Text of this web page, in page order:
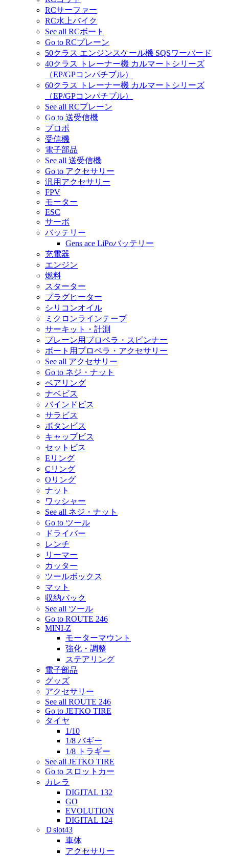
RCサーファー
RC水上バイク
See all RCボート
Go to RCプレーン
50クラス エンジンスケール機 SQSワーバード
40クラス トレーナー機 カルマートシリーズ
（EP/GPコンパチブル）
60クラス トレーナー機 カルマートシリーズ
（EP/GPコンパチブル）
See all RCプレーン
Go to 送受信機
プロポ
受信機
電子部品
See all 送受信機
Go to アクセサリー
汎用アクセサリー
FPV
モーター
ESC
サーボ
バッテリー
Gens ace LiPoバッテリー
充電器
エンジン
燃料
スターター
プラグヒーター
シリコンオイル
ミクロンラインテープ
サーキット・計測
プレーン用プロペラ・スピンナー
ボート用プロペラ・アクセサリー
See all アクセサリー
Go to ネジ・ナット
ベアリング
ナベビス
バインドビス
サラビス
ボタンビス
キャップビス
セットビス
Eリング
Cリング
Oリング
ナット
ワッシャー
See all ネジ・ナット
Go to ツール
ドライバー
レンチ
リーマー
カッター
ツールボックス
マット
収納バック
See all ツール
Go to ROUTE 246
MINI-Z
モーターマウント
強化・調整
ステアリング
電子部品
グッズ
アクセサリー
See all ROUTE 246
Go to JETKO TIRE
タイヤ
1/10
1/8 バギー
1/8 トラギー
See all JETKO TIRE
Go to スロットカー
カレラ
DIGITAL 132
GO
EVOLUTION
DIGITAL 124
Ｄslot43
車体
アクセサリー